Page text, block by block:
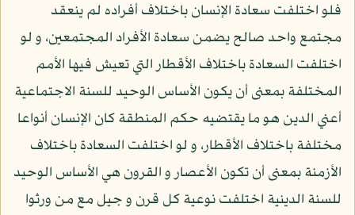
فلو اختلفت سعادة الإنسان باختلاف أفراده لم ينعقد
مجتمع واحد صالح يضمن سعادة الأفراد المجتمعين، و لو
اختلفت السعادة باختلاف الأقطار التي تعيش فيها الأمم
المختلفة بمعنى أن يكون الأساس الوحيد للسنة الاجتماعية
أعني الدين هو ما يقتضيه حكم المنطقة كان الإنسان أنواعا
مختلفة باختلاف الأقطار، و لو اختلفت السعادة باختلاف
الأزمنة بمعنى أن تكون الأعصار و القرون هي الأساس الوحيد
للسنة الدينية اختلفت نوعية كل قرن و جيل مع من ورثوا